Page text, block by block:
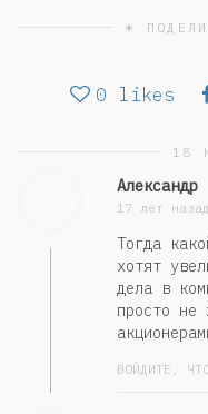
☀
0 likes
18
Александр
17 лет назад
Тогда
хотят
дела в
просто не
ВОЙДИТЕ,